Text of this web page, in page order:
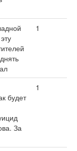
1
будет
За
1